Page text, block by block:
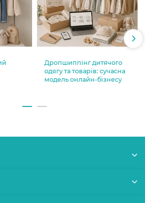
Дропшиппінг дитячого
одягу та товарів: сучасна
модель онлайн-бізнесу